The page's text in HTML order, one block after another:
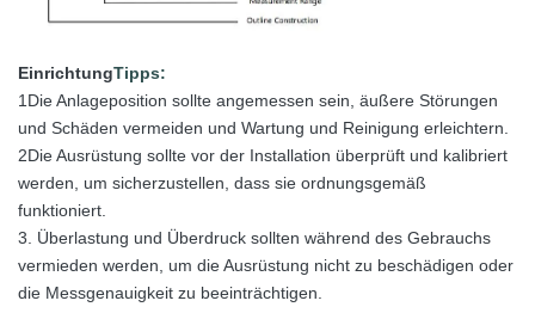
EinrichtungTipps:
1Die Anlageposition sollte angemessen sein, äußere Störungen
und Schäden vermeiden und Wartung und Reinigung erleichtern.
2Die Ausrüstung sollte vor der Installation überprüft und kalibriert
werden, um sicherzustellen, dass sie ordnungsgemäß
funktioniert.
3. Überlastung und Überdruck sollten während des Gebrauchs
vermieden werden, um die Ausrüstung nicht zu beschädigen oder
die Messgenauigkeit zu beeinträchtigen.